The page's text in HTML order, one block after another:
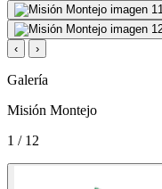
‹
›
Galería
Misión Montejo
1 / 12